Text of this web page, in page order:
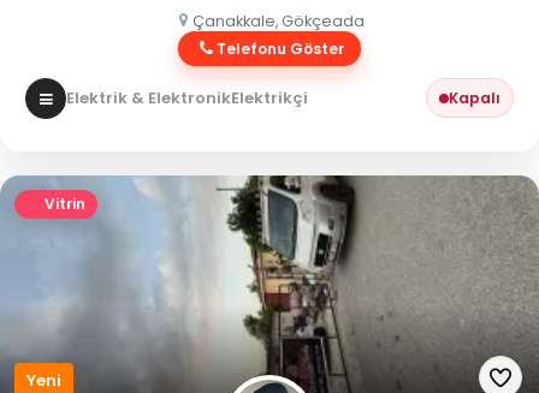
Çanakkale, Gökçeada
Telefonu Göster
Elektrik & ElektronikElektrikçi Kapalı
Vitrin
Yeni